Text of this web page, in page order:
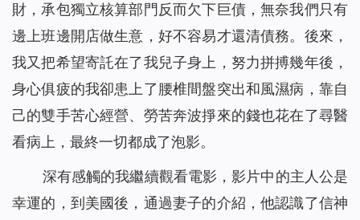
財，承包獨立核算部門反而欠下巨債，無奈我們只有
邊上班邊開店做生意，好不容易才還清債務。後來，
我又把希望寄託在了我兒子身上，努力拼搏幾年後，
身心俱疲的我卻患上了腰椎間盤突出和風濕病，靠自
己的雙手苦心經營、勞苦奔波掙來的錢也花在了尋醫
看病上，最終一切都成了泡影。
深有感觸的我繼續觀看電影，影片中的主人公是
幸運的，到美國後，通過妻子的介紹，他認識了信神